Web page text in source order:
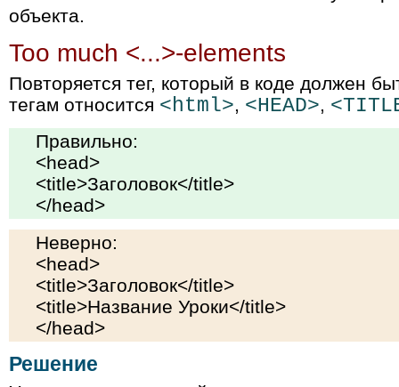
объекта.
Too much <...>-elements
Повторяется тег, который в коде должен
тегам относится <html>, <HEAD>,
Правильно:
<head>
<title>Заголовок</title>
</head>
Неверно:
<head>
<title>Заголовок</title>
<title>Название Уроки</title>
</head>
Решение